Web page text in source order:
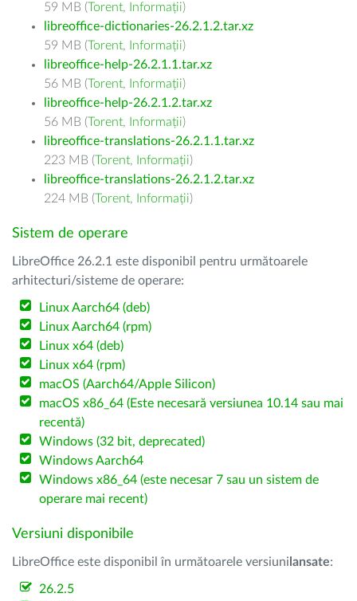
59 MB (Torent, Informații)
libreoffice-dictionaries-26.2.1.2.tar.xz
59 MB (Torent, Informații)
libreoffice-help-26.2.1.1.tar.xz
56 MB (Torent, Informații)
libreoffice-help-26.2.1.2.tar.xz
56 MB (Torent, Informații)
libreoffice-translations-26.2.1.1.tar.xz
223 MB (Torent, Informații)
libreoffice-translations-26.2.1.2.tar.xz
224 MB (Torent, Informații)
Sistem de operare
LibreOffice 26.2.1 este disponibil pentru următoarele
arhitecturi/sisteme de operare:
Linux Aarch64 (deb)
Linux Aarch64 (rpm)
Linux x64 (deb)
Linux x64 (rpm)
macOS (Aarch64/Apple Silicon)
macOS x86_64 (Este necesară versiunea 10.14 sau mai
recentă)
Windows (32 bit, deprecated)
Windows Aarch64
Windows x86_64 (este necesar 7 sau un sistem de
operare mai recent)
Versiuni disponibile
LibreOffice este disponibil în următoarele versiuni lansate:
26.2.5